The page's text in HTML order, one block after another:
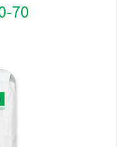
70